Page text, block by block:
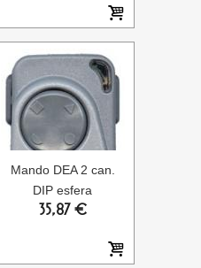
Mando DEA 2 can.
DIP esfera
35,87 €